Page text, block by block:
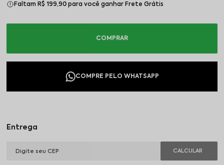
Faltam R$ 199,90 para você ganhar Frete Grátis